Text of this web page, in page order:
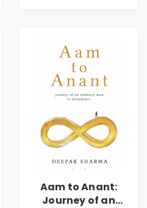
Aam to Anant:
Journey of an